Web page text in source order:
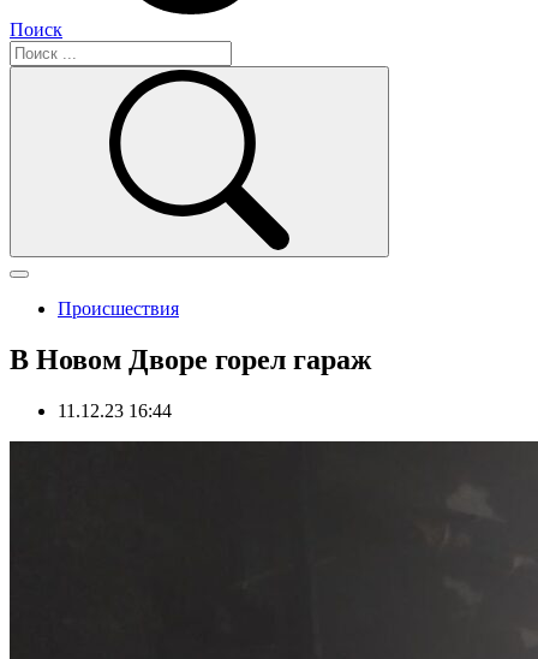
Поиск
Происшествия
В Новом Дворе горел гараж
11.12.23 16:44